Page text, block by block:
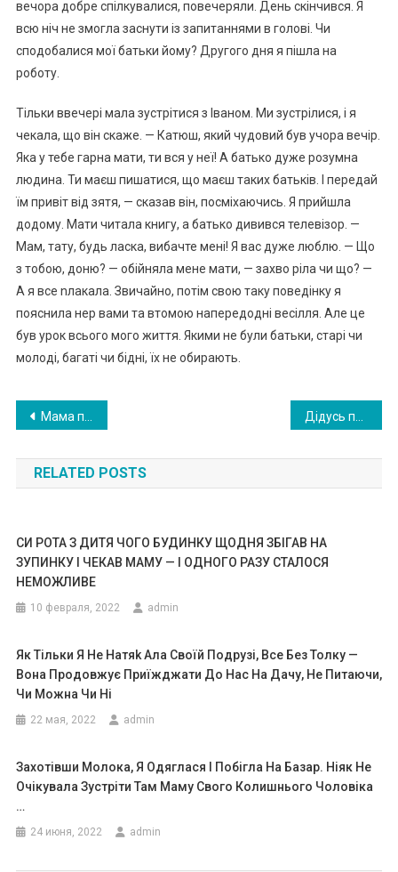
вечора добре спілкувалися, повечеряли. День скінчився. Я
всю ніч не змогла заснути із запитаннями в голові. Чи
сподобалися мої батьки йому? Другого дня я пішла на
роботу.
Тільки ввечері мала зустрітися з Іваном. Ми зустрілися, і я
чекала, що він скаже. — Катюш, який чудовий був учора вечір.
Яка у тебе гарна мати, ти вся у неї! А батько дуже розумна
людина. Ти маєш пишатися, що маєш таких батьків. І передай
їм привіт від зятя, — сказав він, посміхаючись. Я прийшла
додому. Мати читала книгу, а батько дивився телевізор. —
Мам, тату, будь ласка, вибачте мені! Я вас дуже люблю. — Що
з тобою, доню? — обійняла мене мати, — захво ріла чи що? —
А я все nлакала. Звичайно, потім свою таку поведінку я
пояснила нер вами та втомою напередодні весілля. Але це
був урок всього мого життя. Якими не були батьки, старі чи
молоді, багаті чи бідні, їх не обирають.
Навигация
по
записям
Мама переїхала жити на дачу, але незабаром мені подзвонив сусід і розповів те, від чого я була просто ошелешена
RELATED POSTS
CИ PОТА З ДИТЯ ЧОГО БУДИНКУ ЩОДНЯ ЗБІГАВ НА
ЗУПИНКУ І ЧЕКАВ МАМУ — І ОДНОГО РАЗУ СТАЛОСЯ
НЕМОЖЛИВЕ
10 февраля, 2022 admin
Як Тільки Я Не Натяk Ала Своїй Подрузі, Все Без Толку —
Вона Продовжує Приїжджати До Нас На Дачу, Не Питаючи,
Чи Можна Чи Ні
22 мая, 2022 admin
Захотівши Молока, Я Одяглася І Побігла На Базар. Ніяк Не
Очікувала Зустріти Там Маму Свого Колишнього Чоловіка
…
24 июня, 2022 admin